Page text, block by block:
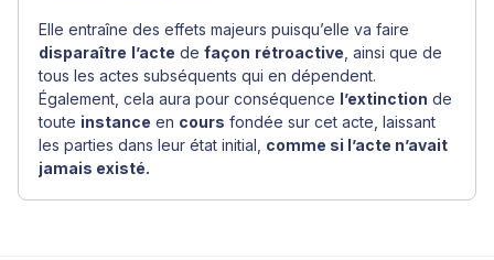
Elle entraîne des effets majeurs puisqu’elle va faire
disparaître l’acte de façon rétroactive , ainsi que de
tous les actes subséquents qui en dépendent.
Également, cela aura pour conséquence l’extinction de
toute instance en cours fondée sur cet acte, laissant
les parties dans leur état initial, comme si l’acte n’avait
jamais existé.